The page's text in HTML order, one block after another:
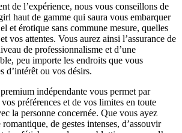
de l’expérience, nous vous conseillons de
haut de gamme qui saura vous embarquer
et érotique sans commune mesure, quelles
vos attentes. Vous aurez ainsi l’assurance de
de professionnalisme et d’une
peu importe les endroits que vous
d’intérêt ou vos désirs.
indépendante vous permet par
préférences et de vos limites en toute
la personne concernée. Que vous ayez
de gestes intenses, d’assouvir